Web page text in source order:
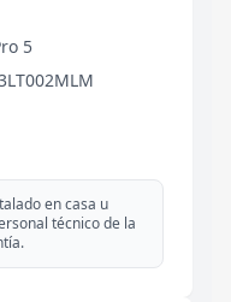
5
en casa u
técnico de la